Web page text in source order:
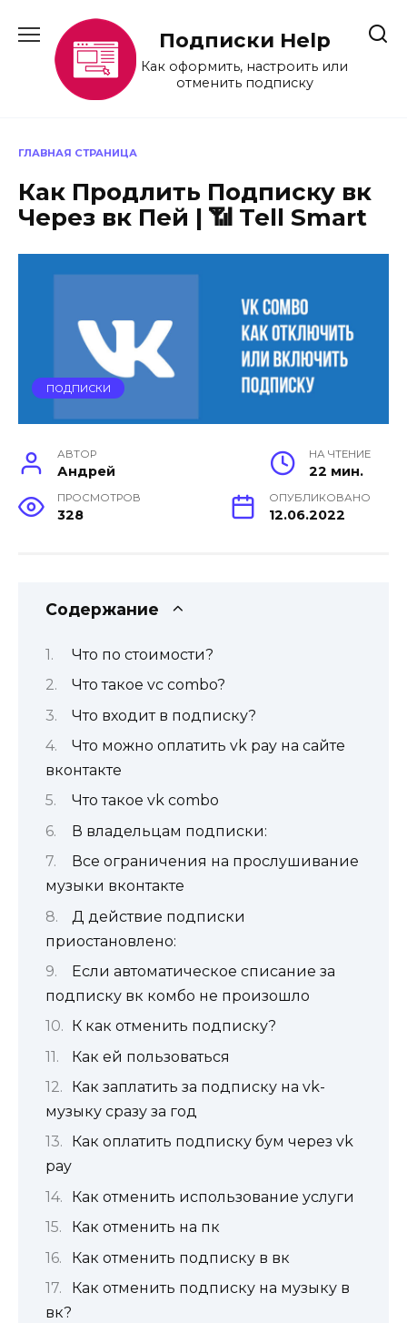
содержанию
Подписки Help
Как оформить, настроить или
отменить подписку
ГЛАВНАЯ СТРАНИЦА
Как Продлить Подписку вк
Через вк Пей | 📶 Tell Smart
ПОДПИСКИ
АВТОР
Андрей
НА ЧТЕНИЕ
22 мин.
ПРОСМОТРОВ
328
ОПУБЛИКОВАНО
12.06.2022
Содержание
Что по стоимости?
Что такое vc combo?
Что входит в подписку?
Что можно оплатить vk pay на сайте
вконтакте
Что такое vk combo
В владельцам подписки:
Все ограничения на прослушивание
музыки вконтакте
Д действие подписки
приостановлено:
Если автоматическое списание за
подписку вк комбо не произошло
К как отменить подписку?
Как ей пользоваться
Как заплатить за подписку на vk-
музыку сразу за год
Как оплатить подписку бум через vk
pay
Как отменить использование услуги
Как отменить на пк
Как отменить подписку в вк
Как отменить подписку на музыку в
вк?